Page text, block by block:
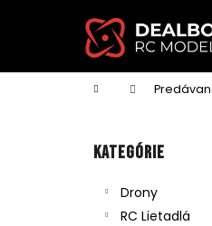
Domov
Preskočiť
Kategórie
Drony
RC Lietadlá
í
Späť
do
Späť
do